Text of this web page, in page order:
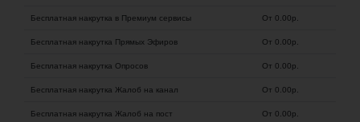
Бесплатная накрутка в Премиум сервисы От 0.00р.
Бесплатная накрутка Прямых Эфиров От 0.00р.
Бесплатная накрутка Опросов От 0.00р.
Бесплатная накрутка Жалоб на канал От 0.00р.
Бесплатная накрутка Жалоб на пост От 0.00р.